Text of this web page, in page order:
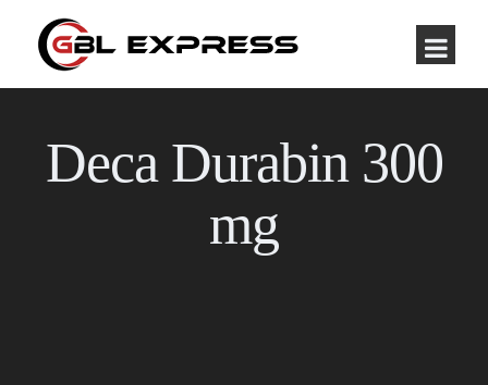
Deca Durabin 300
mg